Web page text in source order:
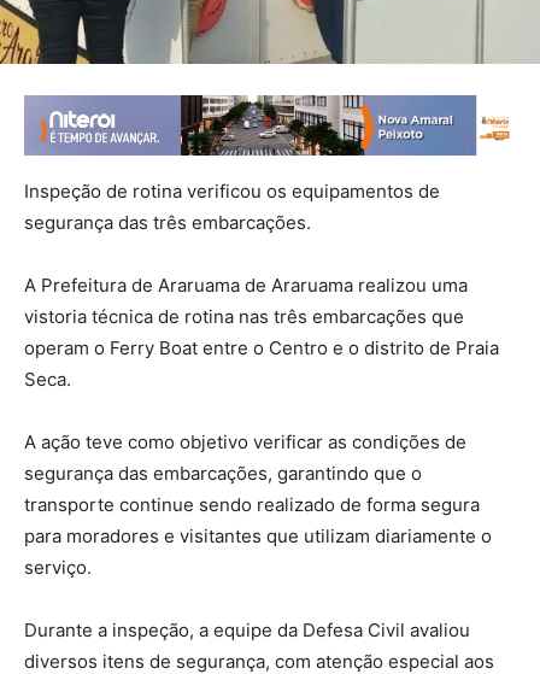
Inspeção de rotina verificou os equipamentos de
segurança das três embarcações.
A Prefeitura de Araruama de Araruama realizou uma
vistoria técnica de rotina nas três embarcações que
operam o Ferry Boat entre o Centro e o distrito de Praia
Seca.
A ação teve como objetivo verificar as condições de
segurança das embarcações, garantindo que o
transporte continue sendo realizado de forma segura
para moradores e visitantes que utilizam diariamente o
serviço.
Durante a inspeção, a equipe da Defesa Civil avaliou
diversos itens de segurança, com atenção especial aos